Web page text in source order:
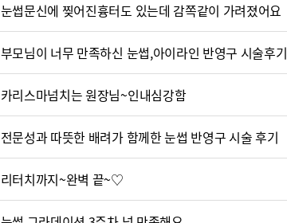
눈썹문신에 찢어진흉터도 있는데 감쪽같이 가려졌어요
부모님이 너무 만족하신 눈썹,아이라인 반영구 시술후기
카리스마넘치는 원장님~인내심강함
전문성과 따뜻한 배려가 함께한 눈썹 반영구 시술 후기
리터치까지~완벽 끝~♡